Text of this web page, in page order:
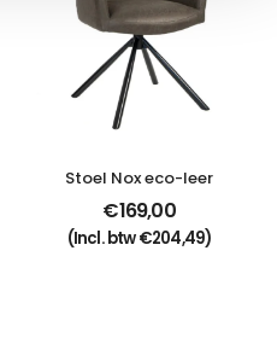
Stoel Nox eco-leer
€169,00
(Incl. btw€204,49)